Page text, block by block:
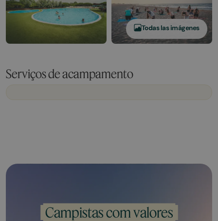
Todas las imágenes
Serviços de acampamento
Campistas com valores